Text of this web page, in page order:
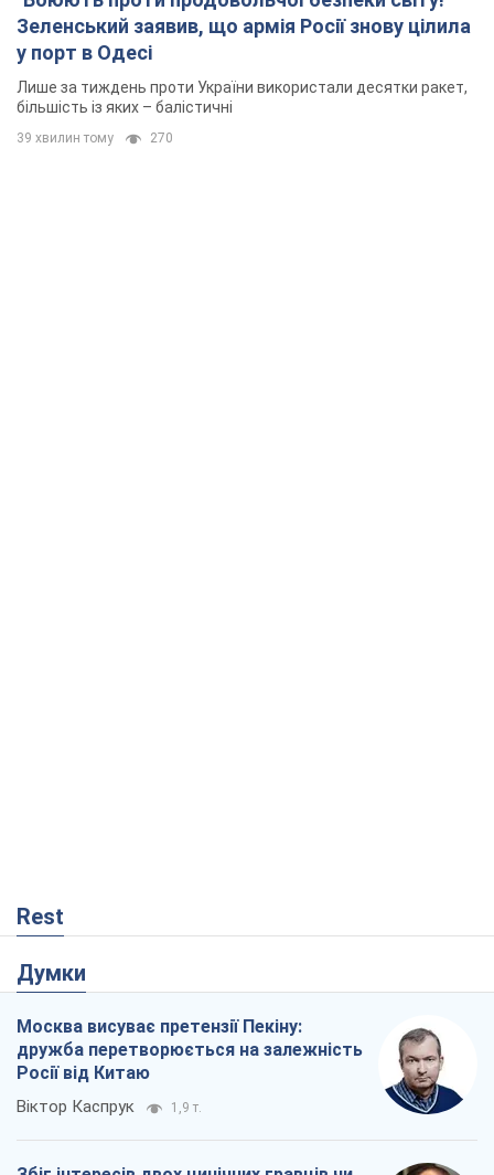
Зеленський заявив, що армія Росії знову цілила
у порт в Одесі
Лише за тиждень проти України використали десятки ракет,
більшість із яких – балістичні
39 хвилин тому 270
Rest
Думки
Москва висуває претензії Пекіну:
дружба перетворюється на залежність
Росії від Китаю
Віктор Каспрук 1,9 т.